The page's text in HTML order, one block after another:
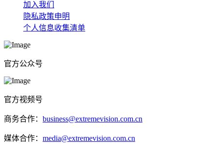
加入我们
隐私政策申明
个人信息收集清单
官方公众号
官方视频号
商务合作： business@extremevision.com.cn
媒体合作： media@extremevision.com.cn